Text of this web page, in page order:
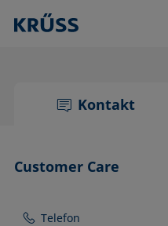
Kontakt
Customer Care
Telefon